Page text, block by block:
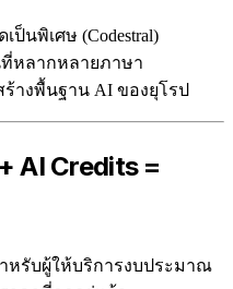
นพิเศษ (Codestral)
หลากหลายภาษา
างพื้นฐาน AI ของยุโรป
AI Credits =
หรับผู้ให้บริการงบประมาณ